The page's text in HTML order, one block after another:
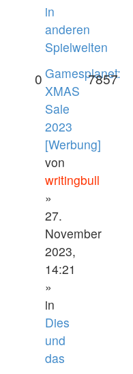
in
anderen
Spielwelten
Gamesplanet:
XMAS
Sale
2023
[Werbung]
von
writingbull
»
27.
November
2023,
14:21
»
in
Dies
und
das
0 7857